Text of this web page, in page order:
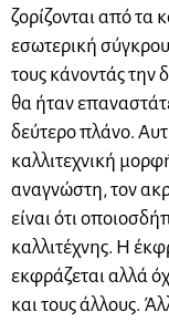
ζορίζονται από τα
εσωτερική
τους κάνοντάς την
θα ήταν
δεύτερο πλάνο.
καλλιτεχνική
αναγνώστη, τον
είναι ότι
καλλιτέχνης. Η
εκφράζεται αλλά
και τους άλλους.